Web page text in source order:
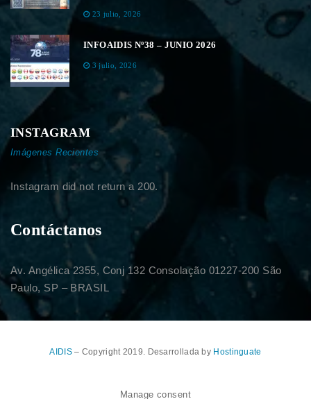
23 julio, 2026
INFOAIDIS Nº38 – JUNIO 2026
3 julio, 2026
INSTAGRAM
Imágenes Recientes
Instagram did not return a 200.
Contáctanos
Av. Angélica 2355, Conj 132 Consolação 01227-200 São
Paulo, SP – BRASIL
AIDIS– Copyright 2019. Desarrollada by Hostinguate
Manage consent